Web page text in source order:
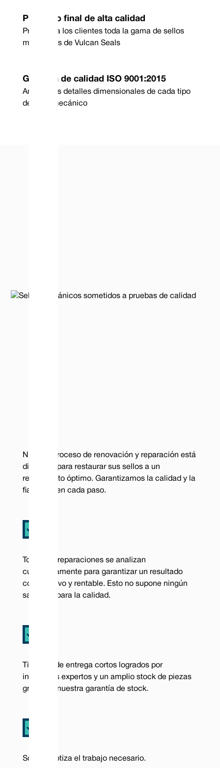
Producto final de alta calidad
Presente a los clientes toda la gama de sellos
mecánicos de Vulcan Seals
Garantía de calidad ISO 9001:2015
Analice los detalles dimensionales de cada tipo
de sello mecánico
Nuestro proceso de renovación y reparación está
diseñado para restaurar sus sellos a un
rendimiento óptimo. Garantizamos la calidad y la
fiabilidad en cada paso.
Todas las reparaciones se analizan
cuidadosamente para garantizar un resultado
como nuevo y rentable. Esto no supone ningún
sacrificio para la calidad.
Tiempos de entrega cortos logrados por
ingenieros expertos y un amplio stock de piezas
gracias a nuestra garantía de stock.
Solo se cotiza el trabajo necesario.